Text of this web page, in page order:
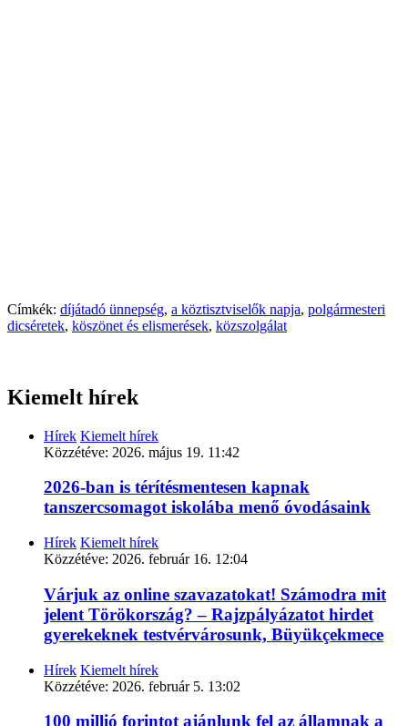
Címkék: díjátadó ünnepség, a köztisztviselők napja, polgármesteri
dicséretek, köszönet és elismerések, közszolgálat
Kiemelt hírek
Hírek Kiemelt hírek
Közzétéve: 2026. május 19. 11:42
2026-ban is térítésmentesen kapnak
tanszercsomagot iskolába menő óvodásaink
Hírek Kiemelt hírek
Közzétéve: 2026. február 16. 12:04
Várjuk az online szavazatokat! Számodra mit
jelent Törökország? – Rajzpályázatot hirdet
gyerekeknek testvérvárosunk, Büyükçekmece
Hírek Kiemelt hírek
Közzétéve: 2026. február 5. 13:02
100 millió forintot ajánlunk fel az államnak a